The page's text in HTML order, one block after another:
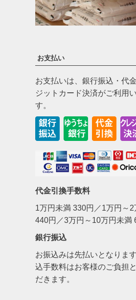
お支払い
お支払いは、銀行振込・代
ジットカード決済がご利用
す。
代金引換手数料
1万円未満 330円／1万円～2
440円／3万円～10万円未満
銀行振込
お振込みは先払いとなりま
込手数料はお客様のご負担
だきます。